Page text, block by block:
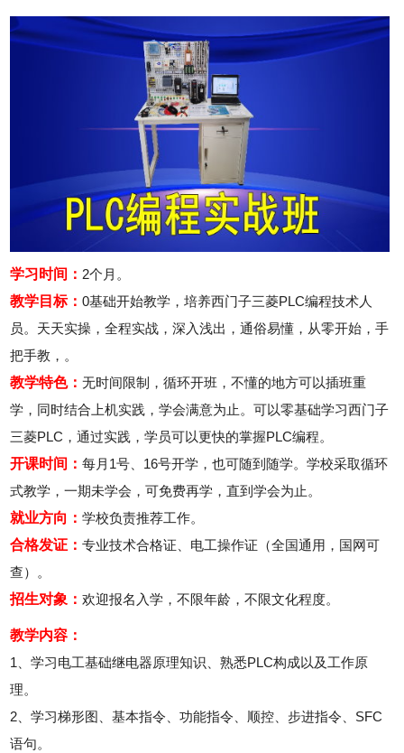
学习时间： 2个月。
教学目标：0基础开始教学，培养西门子三菱PLC编程技术人
员。天天实操，全程实战，深入浅出，通俗易懂，从零开始，手
把手教，。
教学特色：无时间限制，循环开班，不懂的地方可以插班重
学，同时结合上机实践，学会满意为止。可以零基础学习西门子
三菱PLC，通过实践，学员可以更快的掌握PLC编程。
开课时间：每月1号、16号开学，也可随到随学。学校采取循环
式教学，一期未学会，可免费再学，直到学会为止。
就业方向：学校负责推荐工作。
合格发证：专业技术合格证、电工操作证（全国通用，国网可
查）。
招生对象：欢迎报名入学，不限年龄，不限文化程度。
教学内容：
1、学习电工基础继电器原理知识、熟悉PLC构成以及工作原
理。
2、学习梯形图、基本指令、功能指令、顺控、步进指令、SFC
语句。